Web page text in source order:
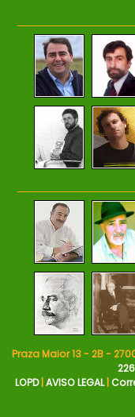
Praza Maior 13 - 2B -
LOPD| AVISO LEGAL|